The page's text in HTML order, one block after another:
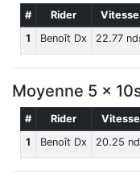
# Rider Vitesse
1
Benoît Dx 22.77
Moyenne 5 x
# Rider Vitesse
1
Benoît Dx 20.25